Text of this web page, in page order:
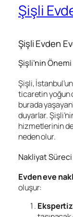
Şişli
Şişli Evden
Şişli’nin Önemi
Şişli,
ticaretin yoğun
burada
duyarlar.
hizmetlerinin
neden olur.
Nakliyat Süreci
Evden eve
oluşur: